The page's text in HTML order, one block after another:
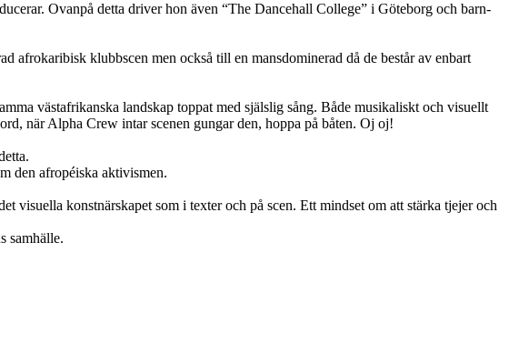
Ovanpå detta driver hon även “The Dancehall College” i Göteborg och barn-
afrokaribisk klubbscen men också till en mansdominerad då de består av enbart
västafrikanska landskap toppat med själslig sång. Både musikaliskt och visuellt
när Alpha Crew intar scenen gungar den, hoppa på båten. Oj oj!
den afropéiska aktivismen.
konstnärskapet som i texter och på scen. Ett mindset om att stärka tjejer och
samhälle.